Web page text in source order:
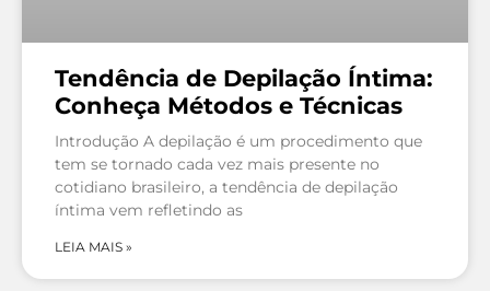
Tendência de Depilação Íntima:
Conheça Métodos e Técnicas
Introdução A depilação é um procedimento que
tem se tornado cada vez mais presente no
cotidiano brasileiro, a tendência de depilação
íntima vem refletindo as
LEIA MAIS »